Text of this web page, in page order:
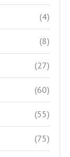
(4)
(8)
(27)
(60)
(55)
(75)